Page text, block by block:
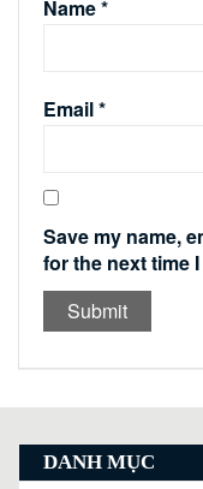
Name*
Email*
Save my name,
for the next time
DANH MỤC